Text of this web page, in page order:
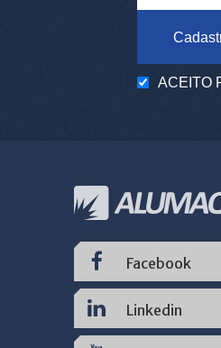
ACEITO
Facebook
Linkedin